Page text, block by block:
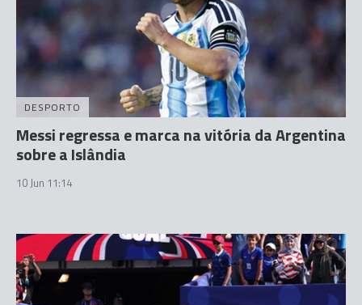
DESPORTO
Messi regressa e marca na vitória da Argentina
sobre a Islândia
10 Jun 11:14